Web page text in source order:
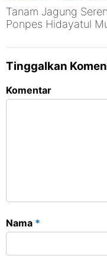
Tanam Jagung
Ponpes Hidayatul
Pangan Nasional
Tinggalkan
Komentar
Nama *